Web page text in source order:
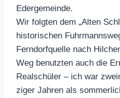
Edergemeinde.
Wir folgten dem „Alten
historischen
Ferndorfquelle nach
Weg benutzten auch die
Realschüler – ich war
ziger Jahren als